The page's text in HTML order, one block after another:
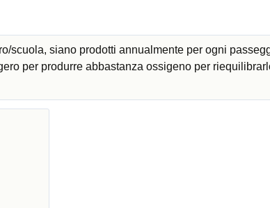
scuola, siano prodotti annualmente per ogni
per produrre abbastanza ossigeno per